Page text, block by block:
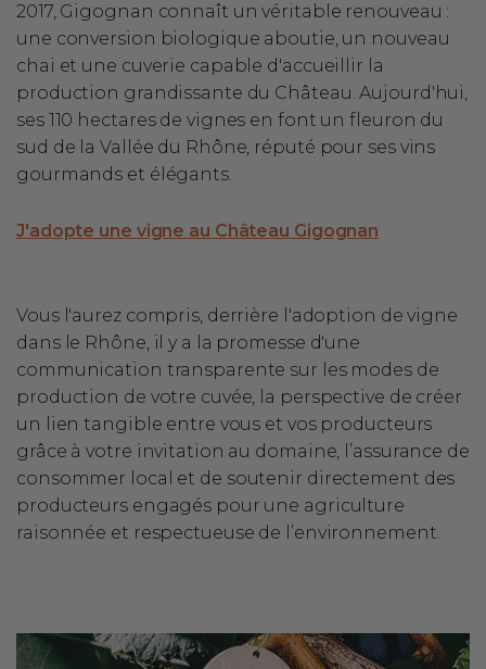
2017, Gigognan connaît un véritable renouveau :
une conversion biologique aboutie, un nouveau
chai et une cuverie capable d'accueillir la
production grandissante du Château. Aujourd'hui,
ses 110 hectares de vignes en font un fleuron du
sud de la Vallée du Rhône, réputé pour ses vins
gourmands et élégants.
J'adopte une vigne au Château Gigognan
Vous l'aurez compris, derrière l'adoption de vigne
dans le Rhône, il y a la promesse d'une
communication transparente sur les modes de
production de votre cuvée, la perspective de créer
un lien tangible entre vous et vos producteurs
grâce à votre invitation au domaine, l’assurance de
consommer local et de soutenir directement des
producteurs engagés pour une agriculture
raisonnée et respectueuse de l’environnement.